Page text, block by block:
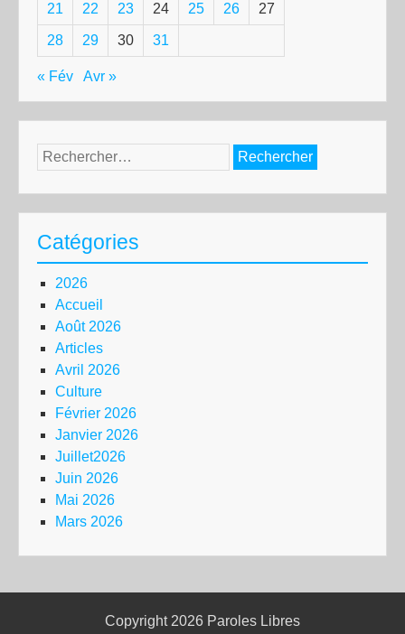
21 22 23 24 25 26 27
28 29 30 31
« Fév Avr »
Rechercher :
Catégories
2026
Accueil
Août 2026
Articles
Avril 2026
Culture
Février 2026
Janvier 2026
Juillet2026
Juin 2026
Mai 2026
Mars 2026
Copyright 2026 Paroles Libres